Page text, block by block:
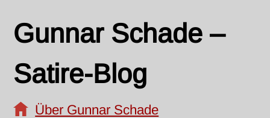
Gunnar Schade –
Satire-Blog
Über Gunnar Schade